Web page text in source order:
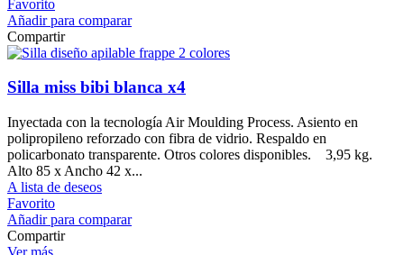
Favorito
Añadir para comparar
Compartir
Silla miss bibi blanca x4
Inyectada con la tecnología Air Moulding Process. Asiento en
polipropileno reforzado con fibra de vidrio. Respaldo en
policarbonato transparente. Otros colores disponibles. 3,95 kg.
Alto 85 x Ancho 42 x...
A lista de deseos
Favorito
Añadir para comparar
Compartir
Ver más